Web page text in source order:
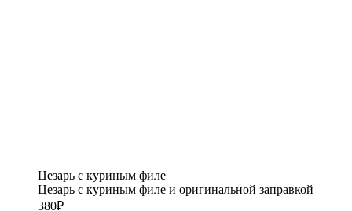
Цезарь с куриным филе
Цезарь с куриным филе и оригинальной заправкой
380₽